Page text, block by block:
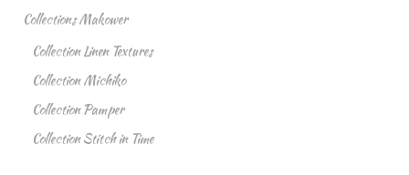
Collections Makower
Collection Linen Textures
Collection Michiko
Collection Pamper
Collection Stitch in Time